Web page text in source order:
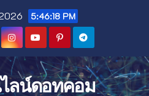
5:46:19 PM
ลน์ดอทคอม